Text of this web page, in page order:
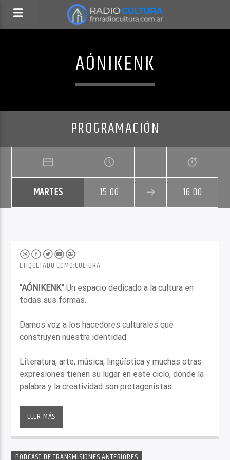
AÓNIKENK
PROGRAMACIÓN
MARTES 15:00 16:00
ETIQUETADO COMO:CULTURA
“AÓNIKENK” Un espacio dedicado a la cultura en
todas sus formas.
Damos voz a los hacedores culturales que
construyen nuestra identidad.
Literatura, arte, música, lingüística y muchas otras
expresiones tienen su lugar en este ciclo, donde la
palabra y la creatividad son protagonistas.
STAFF
Conducción: Ana Elisa Medina
Colaboradoras: Claudia Puigbó Y Elvira Duarte
LEER MÁS